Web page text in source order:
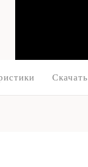
Скачать